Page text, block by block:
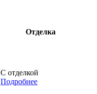
Отделка
С отделкой
Подробнее